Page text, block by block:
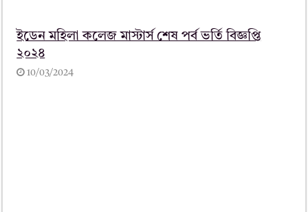
ইডেন মহিলা কলেজ মাস্টার্স শেষ পর্ব ভর্তি বিজ্ঞপ্তি
২০২৪
10/03/2024